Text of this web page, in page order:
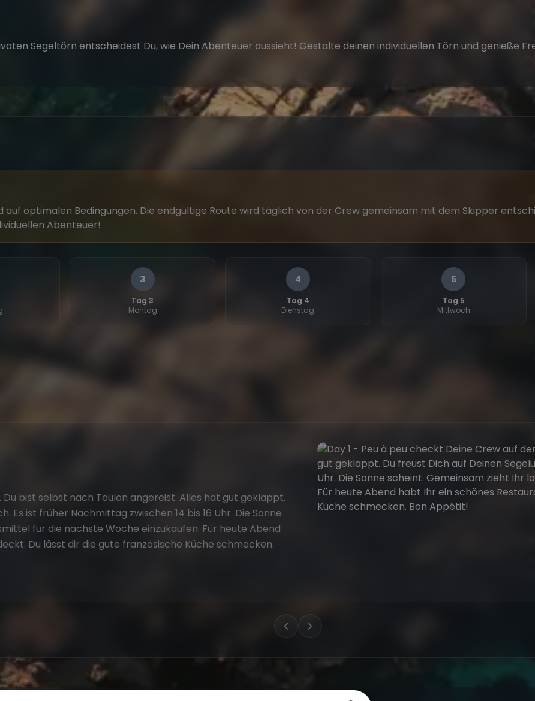
Segeltörn entscheidest Du, wie Dein Abenteuer aussieht! Gestalte deinen individuellen Törn und genieße
optimalen Bedingungen. Die endgültige Route wird täglich von der Crew gemeinsam mit dem Skipper
Abenteuer!
3
Tag 3
Montag
4
Tag 4
Dienstag
5
Tag 5
Mittwoch
bist selbst nach Toulon angereist. Alles hat gut geklappt.
Es ist früher Nachmittag zwischen 14 bis 16 Uhr. Die Sonne
für die nächste Woche einzukaufen. Für heute Abend
Du lässt dir die gute französische Küche schmecken.